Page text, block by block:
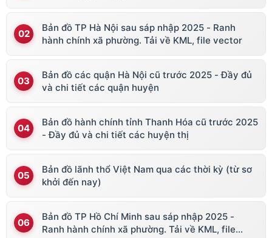
Bản đồ TP Hà Nội sau sáp nhập 2025 - Ranh
hành chính xã phường. Tải về KML, file vector
Bản đồ các quận Hà Nội cũ trước 2025 - Đầy đủ
và chi tiết các quận huyện
Bản đồ hành chính tỉnh Thanh Hóa cũ trước 2025
- Đầy đủ và chi tiết các huyện thị
Bản đồ lãnh thổ Việt Nam qua các thời kỳ (từ sơ
khởi đến nay)
Bản đồ TP Hồ Chí Minh sau sáp nhập 2025 -
Ranh hành chính xã phường. Tải về KML, file